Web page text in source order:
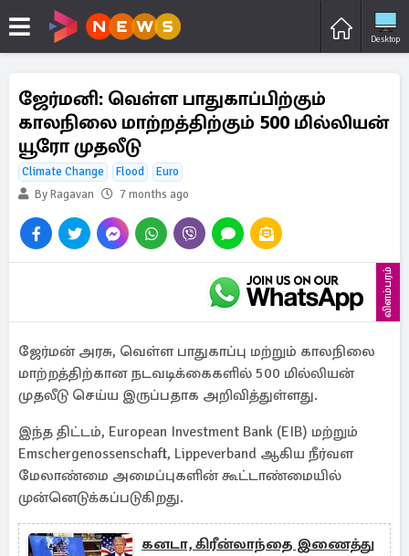
Desktop
ஜேர்மனி: வெள்ள பாதுகாப்பிற்கும்
காலநிலை மாற்றத்திற்கும் 500 மில்லியன்
யூரோ முதலீடு
Climate Change Flood
Euro
By Ragavan
7 months ago
விளம்பரம்
ஜேர்மன் அரசு, வெள்ள பாதுகாப்பு மற்றும் காலநிலை
மாற்றத்திற்கான நடவடிக்கைகளில் 500 மில்லியன்
முதலீடு செய்ய இருப்பதாக அறிவித்துள்ளது.
இந்த திட்டம், European Investment Bank (EIB) மற்றும்
Emschergenossenschaft, Lippeverband ஆகிய நீர்வள
மேலாண்மை அமைப்புகளின் கூட்டாண்மையில்
முன்னெடுக்கப்படுகிறது.
கனடா, கிரீன்லாந்தை இணைத்து